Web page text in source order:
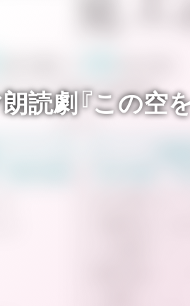
読劇『この空